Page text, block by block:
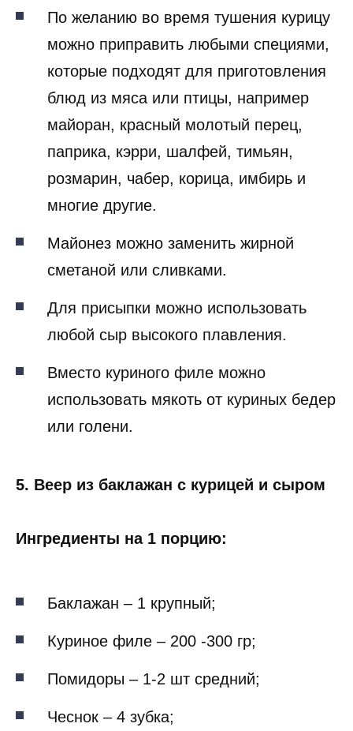
По желанию во время тушения курицу
можно приправить любыми специями,
которые подходят для приготовления
блюд из мяса или птицы, например
майоран, красный молотый перец,
паприка, кэрри, шалфей, тимьян,
розмарин, чабер, корица, имбирь и
многие другие.
Майонез можно заменить жирной
сметаной или сливками.
Для присыпки можно использовать
любой сыр высокого плавления.
Вместо куриного филе можно
использовать мякоть от куриных бедер
или голени.
5. Веер из баклажан с курицей и сыром
Ингредиенты на 1 порцию:
Баклажан – 1 крупный;
Куриное филе – 200 -300 гр;
Помидоры – 1-2 шт средний;
Чеснок – 4 зубка;